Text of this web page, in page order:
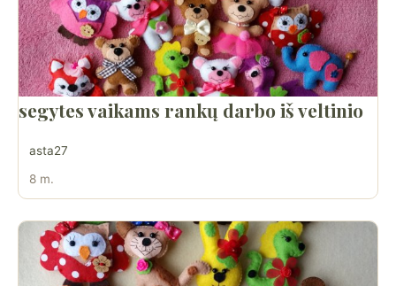
segytes vaikams rankų darbo iš veltinio
asta27
8 m.